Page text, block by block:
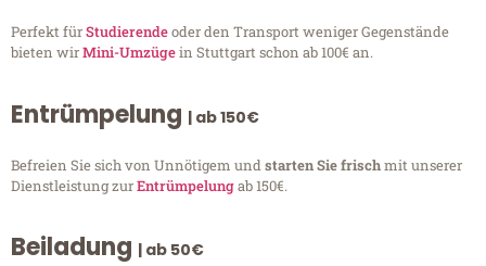
Perfekt fürStudierendeoder den Transport weniger Gegenstände
bieten wirMini-Umzügein Stuttgart schon ab 100€ an.
Entrümpelung | ab 150€
Befreien Sie sich von Unnötigem undstarten Sie frischmit unserer
Dienstleistung zurEntrümpelungab 150€.
Beiladung | ab 50€